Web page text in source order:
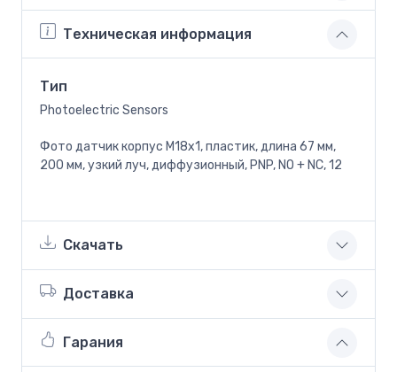
Техническая информация
Тип
Photoelectric Sensors
Фото датчик корпус М18х1, пластик, длина 67 мм,
200 мм, узкий луч, диффузионный, PNP, NO + NC, 12
Скачать
Доставка
Гарания